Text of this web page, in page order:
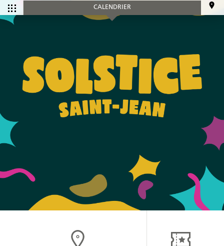
CALENDRIER
Tous les
événements
Accueil et aide à l'établissement
Aide à l’emploi
Formation